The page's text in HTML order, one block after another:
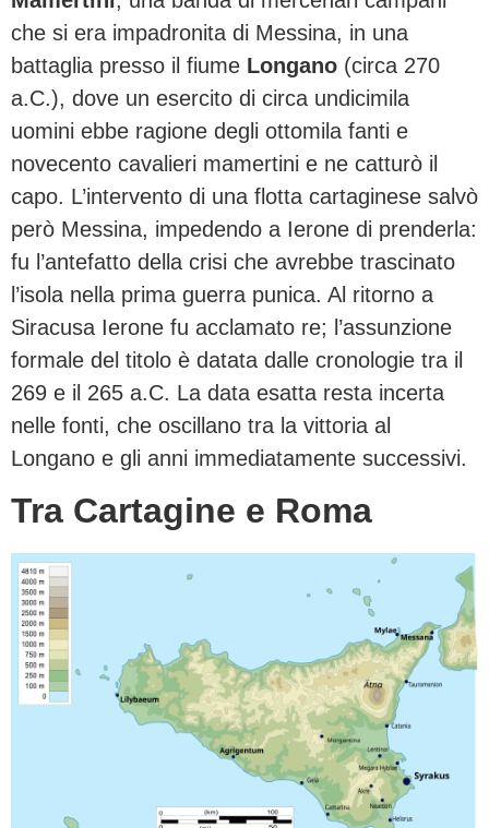
che si era impadronita di Messina, in una
battaglia presso il fiume Longano (circa 270
a.C.), dove un esercito di circa undicimila
uomini ebbe ragione degli ottomila fanti e
novecento cavalieri mamertini e ne catturò il
capo. L’intervento di una flotta cartaginese salvò
però Messina, impedendo a Ierone di prenderla:
fu l’antefatto della crisi che avrebbe trascinato
l’isola nella prima guerra punica. Al ritorno a
Siracusa Ierone fu acclamato re; l’assunzione
formale del titolo è datata dalle cronologie tra il
269 e il 265 a.C. La data esatta resta incerta
nelle fonti, che oscillano tra la vittoria al
Longano e gli anni immediatamente successivi.
Tra Cartagine e Roma